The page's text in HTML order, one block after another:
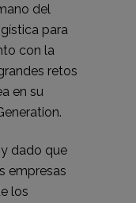
del
para
con la
retos
en su
dado que
empresas
los